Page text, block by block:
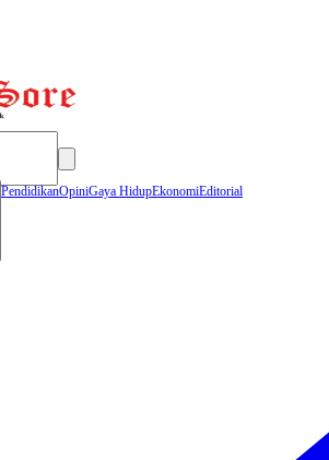
PendidikanOpiniGaya HidupEkonomiEditorial